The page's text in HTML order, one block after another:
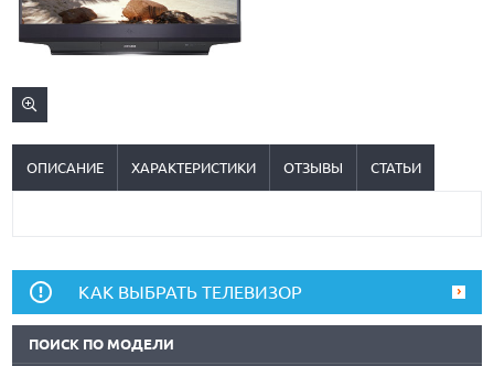
ОПИСАНИЕ ХАРАКТЕРИСТИКИ ОТЗЫВЫ СТАТЬИ
КАК ВЫБРАТЬ ТЕЛЕВИЗОР
ПОИСК ПО МОДЕЛИ